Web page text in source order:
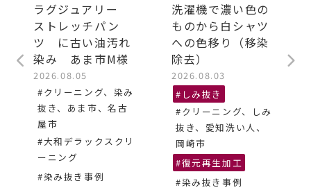
ラグジュアリー
ストレッチパン
ツ に古い油汚れ
染み あま市M様
2026.08.05
#クリーニング、染み
抜き、あま市、名古
屋市
#大和デラックスクリ
ーニング
#染み抜き事例
洗濯機で濃い色の
ものから白シャツ
への色移り（移染
除去）
2026.08.03
#しみ抜き
#クリーニング、しみ
抜き、愛知洗い人、
岡崎市
#復元再生加工
#染み抜き事例